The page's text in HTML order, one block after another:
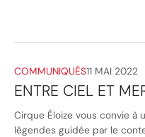
COMMUNIQUÉS11 MAI 2022
ENTRE CIEL ET
Cirque Éloize vous convie
légendes guidée par le